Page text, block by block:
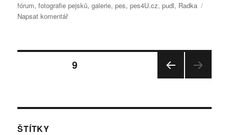
fórum,fotografie pejsků,galerie,pes,pes4U.cz,pudl, Radka
Napsat komentářpro
názvem
na
všechny
Stránkování
STRÁ
STRÁNKA:9
ŠTÍTKY